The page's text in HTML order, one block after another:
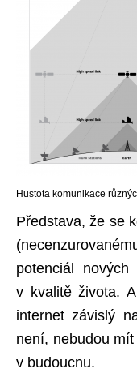
Hustota komunikace
Představa, že se
potenciál
v kvalitě života.
internet závislý
není, nebudou
v budoucnu.